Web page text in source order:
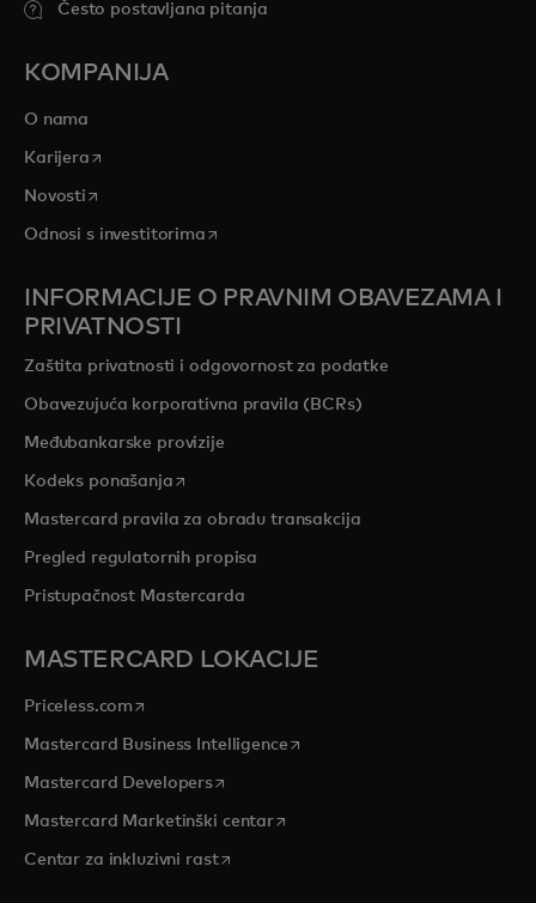
Često postavljana pitanja
KOMPANIJA
O nama
Karijeraopens in a new tab
Novosti opens in a new tab
Odnosi s investitorimaopens in a new tab
INFORMACIJE O PRAVNIM OBAVEZAMA I
PRIVATNOSTI
Zaštita privatnosti i odgovornost za podatke
Obavezujuća korporativna pravila (BCRs)
Međubankarske provizije
Kodeks ponašanjaopens in a new tab
Mastercard pravila za obradu transakcija
Pregled regulatornih propisa
Pristupačnost Mastercarda
MASTERCARD LOKACIJE
Priceless.com opens in a new tab
Mastercard Business Intelligenceopens in a new tab
Mastercard Developersopens in a new tab
Mastercard Marketinški centaropens in a new tab
Centar za inkluzivni rastopens in a new tab